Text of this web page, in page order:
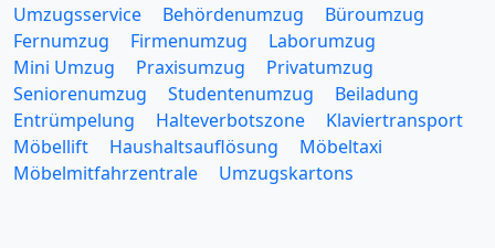
Umzugsservice Behördenumzug
Büroumzug
Fernumzug
Firmenumzug
Laborumzug
Mini Umzug
Praxisumzug
Privatumzug
Seniorenumzug
Studentenumzug
Beiladung
Entrümpelung
Halteverbotszone
Klaviertransport
Möbellift
Haushaltsauflösung
Möbeltaxi
Möbelmitfahrzentrale
Umzugskartons